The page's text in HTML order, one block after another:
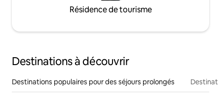
Résidence de tourisme
Destinations à découvrir
Destinations populaires pour des séjours prolongés